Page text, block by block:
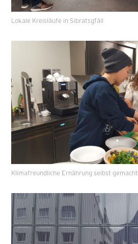
Lokale Kreisläufe in Sibratsgfäll
Klimafreundliche Ernährung selbst gemacht